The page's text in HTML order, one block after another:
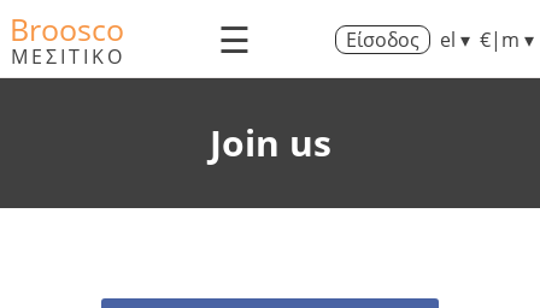
Broosco
ΜΕΣΙΤΙΚΟ ☰ Είσοδος el ▾ €|m ▾
Join us